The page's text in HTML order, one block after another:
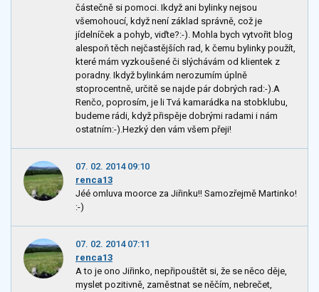
částečně si pomoci. Ikdyž ani bylinky nejsou
všemohoucí, když není základ správně, což je
jídelníček a pohyb, viďte?:-). Mohla bych vytvořit blog
alespoň těch nejčastějších rad, k čemu bylinky použít,
které mám vyzkoušené či slýchávám od klientek z
poradny. Ikdyž bylinkám nerozumím úplně
stoprocentně, určitě se najde pár dobrých rad:-).A
Renčo, poprosím, je li Tvá kamarádka na stobklubu,
budeme rádi, když přispěje dobrými radami i nám
ostatním:-).Hezký den vám všem přeji!
07. 02. 2014 09:10
renca13
Jéé omluva moorce za Jiřinku!! Samozřejmě Martinko!
:-)
07. 02. 2014 07:11
renca13
A to je ono Jiřinko, nepřipouštět si, že se něco děje,
myslet pozitivně, zaměstnat se něčím, nebrečet,